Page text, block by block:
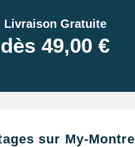
Livraison Gratuite
dès 49,00 €
sur My-Montre